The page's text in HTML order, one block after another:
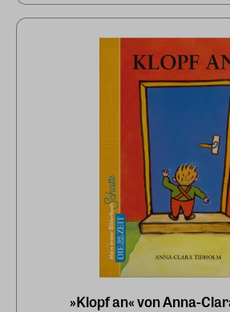
»Klopf an« von Anna-